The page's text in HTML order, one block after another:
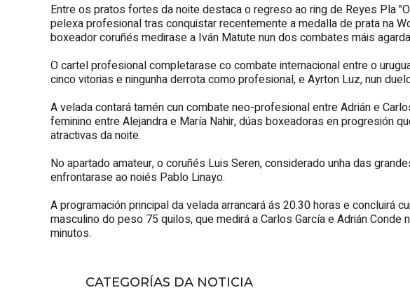
Entre os pratos fortes da noite destaca o regreso ao ring de Reyes Pla
pelexa profesional tras conquistar recentemente a medalla de prata na
boxeador coruñés medirase a Iván Matute nun dos combates máis
O cartel profesional completarase co combate internacional entre o
cinco vitorias e ningunha derrota como profesional, e Ayrton Luz, nun
A velada contará tamén cun combate neo-profesional entre Adrián e
feminino entre Alejandra e María Nahir, dúas boxeadoras en progresión
atractivas da noite.
No apartado amateur, o coruñés Luis Seren, considerado unha das
enfrontarase ao noiés Pablo Linayo.
A programación principal da velada arrancará ás 20.30 horas e concluirá
masculino do peso 75 quilos, que medirá a Carlos García e Adrián Conde
minutos.
CATEGORÍAS DA NOTICIA